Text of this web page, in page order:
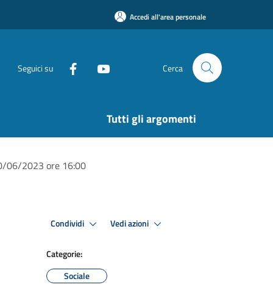
Accedi all'area personale
Seguici su Cerca
Tutti gli argomenti
06/2023 ore 16:00
Condividi Vedi azioni
Categorie:
Sociale